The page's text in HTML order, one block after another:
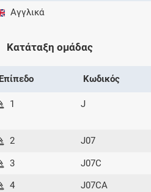
Αγγλικά
Κατάταξη ομάδας
Επίπεδο Κωδικός
1 J
2 J07
3 J07C
4 J07CA